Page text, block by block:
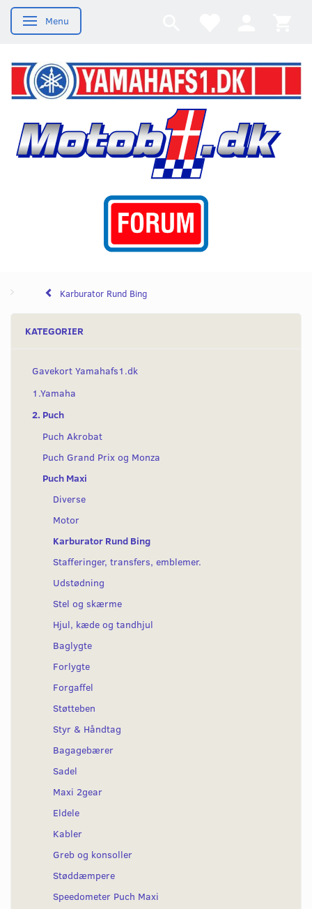
Skifte navigation
Menu
Karburator Rund Bing
KATEGORIER
Gavekort Yamahafs1.dk
1.Yamaha
2. Puch
Puch Akrobat
Puch Grand Prix og Monza
Puch Maxi
Diverse
Motor
Karburator Rund Bing
Stafferinger, transfers, emblemer.
Udstødning
Stel og skærme
Hjul, kæde og tandhjul
Baglygte
Forlygte
Forgaffel
Støtteben
Styr & Håndtag
Bagagebærer
Sadel
Maxi 2gear
Eldele
Kabler
Greb og konsoller
Støddæmpere
Speedometer Puch Maxi